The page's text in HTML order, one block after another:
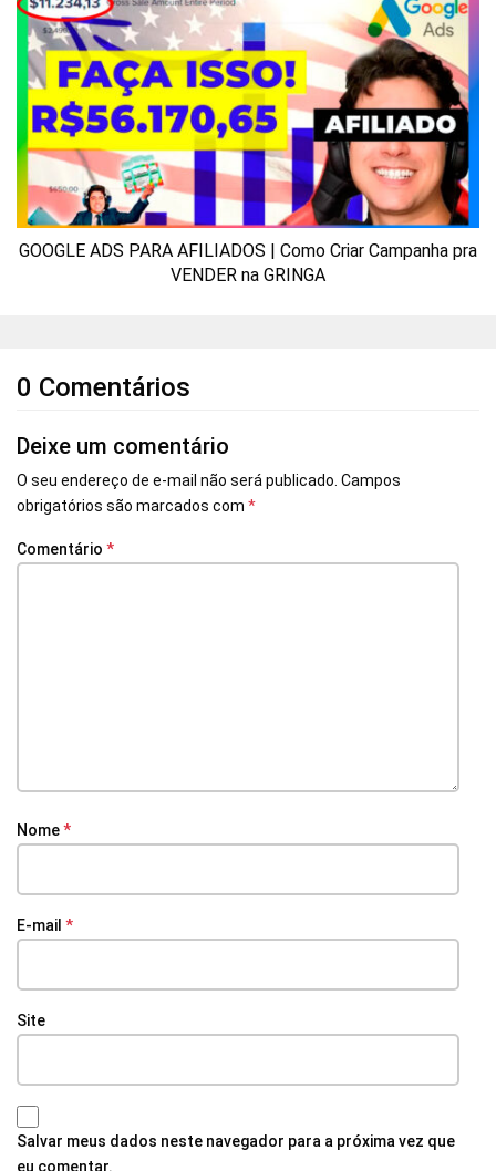
GOOGLE ADS PARA AFILIADOS | Como Criar Campanha pra
VENDER na GRINGA
0 Comentários
Deixe um comentário
O seu endereço de e-mail não será publicado. Campos
obrigatórios são marcados com *
Comentário *
Nome*
E-mail *
Site
Salvar meus dados neste navegador para a próxima vez que
eu comentar.